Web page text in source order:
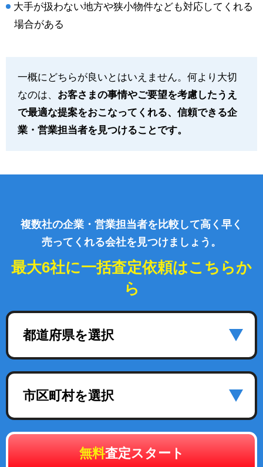
大手が扱わない地方や狭小物件なども対応してくれる
場合がある
一概にどちらが良いとはいえません。何より大切
なのは、 お客さまの事情やご要望を考慮したうえ
で最適な提案をおこなってくれる、信頼できる企
業・営業担当者を見つけることです。
複数社の企業・営業担当者を比較して高く早く
売ってくれる会社を見つけましょう。
最大6社に一括査定依頼はこちらか
ら
都道府県を選択
市区町村を選択
無料査定スタート